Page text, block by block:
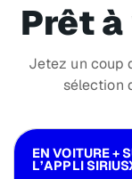
Prêt
Jetez un coup
sélection
EN VOITURE +
L’APPLI